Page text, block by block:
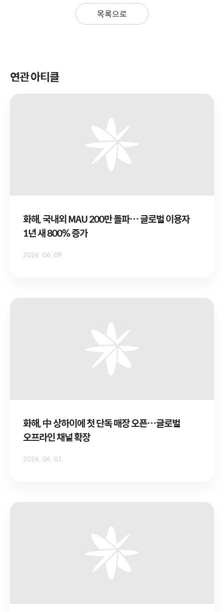
목록으로
연관 아티클
화해, 국내외 MAU 200만 돌파… 글로벌 이용자
1년 새 800% 증가
2026. 06. 09
화해, 中 상하이에 첫 단독 매장 오픈…글로벌
오프라인 채널 확장
2026. 06. 01